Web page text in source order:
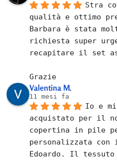
Stra
qualità e ottimo
Barbara è stata
richiesta super
recapitare il set
Grazie
Valentina M.
11 mesi fa
Io e
acquistato per il
copertina in pile
personalizzata con
Edoardo. Il